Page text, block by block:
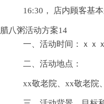
16:30， 店内顾客基
腊八粥活动方案14
一、活动时间：ｘｘ
二、活动地点：
xx敬老院、xx敬老院